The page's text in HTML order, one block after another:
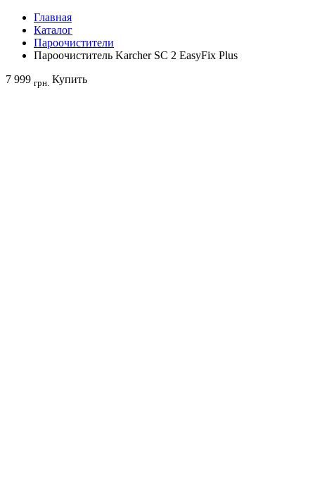
Главная
Каталог
Пароочистители
Пароочиститель Karcher SC 2 EasyFix Plus
7 999 грн. Купить